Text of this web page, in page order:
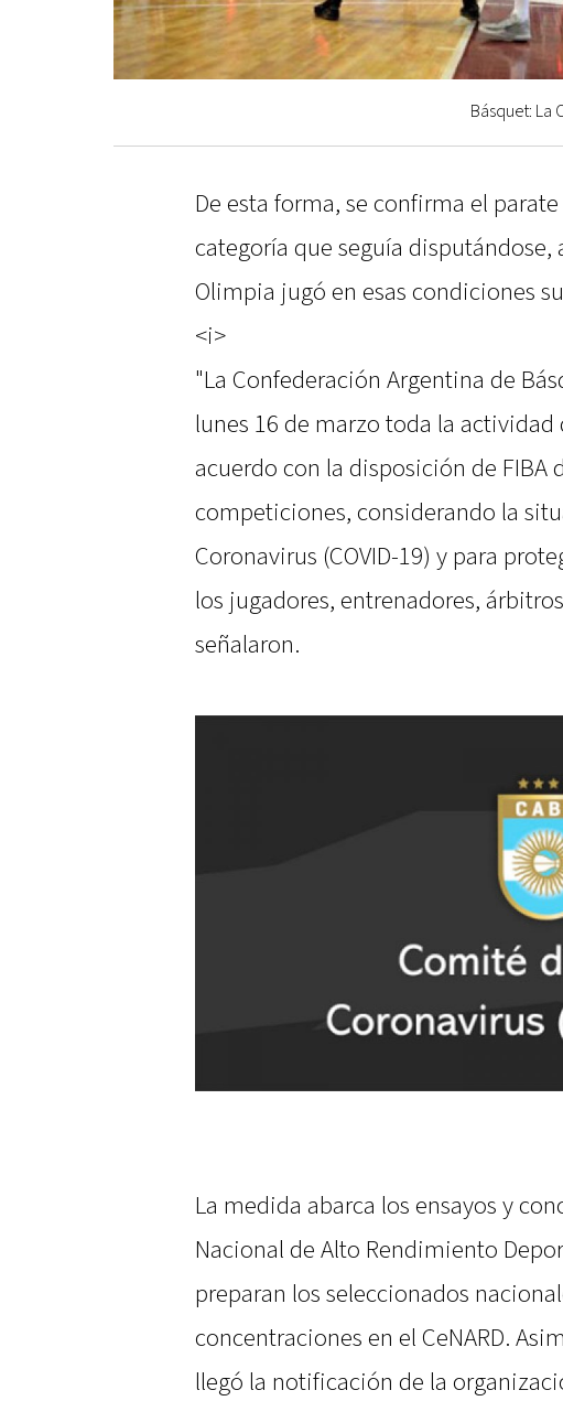
Básquet: La
De esta forma, se confirma el
categoría que seguía
Olimpia jugó en esas condiciones
<i>
"La Confederación Argentina de
lunes 16 de marzo toda la
acuerdo con la disposición de FIBA
competiciones, considerando la
Coronavirus (COVID-19) y para
los jugadores, entrenadores,
señalaron.
La medida abarca los ensayos y
Nacional de Alto Rendimiento
preparan los seleccionados
concentraciones en el CeNARD.
llegó la notificación de la